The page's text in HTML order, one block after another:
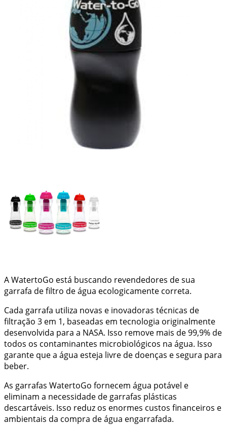
A WatertoGo está buscando revendedores de sua
garrafa de filtro de água ecologicamente correta.
Cada garrafa utiliza novas e inovadoras técnicas de
filtração 3 em 1, baseadas em tecnologia originalmente
desenvolvida para a NASA. Isso remove mais de 99,9% de
todos os contaminantes microbiológicos na água. Isso
garante que a água esteja livre de doenças e segura para
beber.
As garrafas WatertoGo fornecem água potável e
eliminam a necessidade de garrafas plásticas
descartáveis. Isso reduz os enormes custos financeiros e
ambientais da compra de água engarrafada.